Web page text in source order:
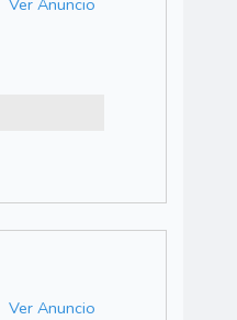
Ver Anuncio